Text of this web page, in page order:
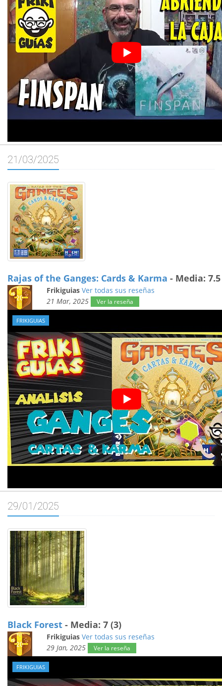
21/03/2025
Rajas of the Ganges: Cards & Karma - Media: 7.5
Frikiguias Ver todas sus reseñas
21 Mar, 2025
Ver la reseña
FRIKIGUIAS
29/01/2025
Black Forest - Media: 7 (3)
Frikiguias Ver todas sus reseñas
29 Jan, 2025
Ver la reseña
FRIKIGUIAS